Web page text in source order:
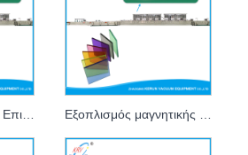
Γραμμή Παραγωγής Επικάλυψης Βιμέ Γυαλιού Magnetron